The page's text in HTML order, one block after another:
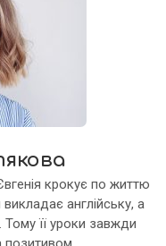
крокує по життю
англійську, а
її уроки завжди